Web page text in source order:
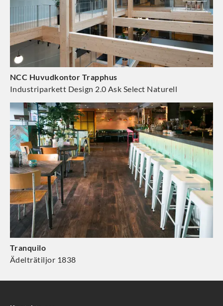
NCC Huvudkontor Trapphus
Industriparkett Design 2.0 Ask Select Naturell
Tranquilo
Ädelträtiljor 1838